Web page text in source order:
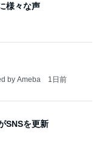
様々な声
by Ameba 1日前
SNSを更新